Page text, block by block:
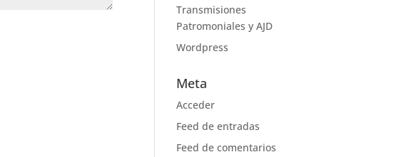
Transmisiones
Patromoniales y AJD
Wordpress
Meta
Acceder
Feed de entradas
Feed de comentarios